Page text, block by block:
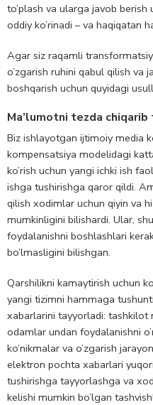
to’plash va ularga javob berish
oddiy ko’rinadi – va haqiqatan
Agar siz raqamli
o’zgarish ruhini qabul qilish va
boshqarish uchun quyidagi
Ma’lumotni tezda
Biz ishlayotgan ijtimoiy media
kompensatsiya modelidagi
ko’rish uchun yangi ichki ish
ishga tushirishga qaror qildi.
qilish xodimlar uchun qiyin va
mumkinligini bilishardi. Ular,
foydalanishni boshlashlari
bo’lmasligini bilishgan.
Qarshilikni kamaytirish uchun
yangi tizimni hammaga
xabarlarini tayyorladi: tashkilot
odamlar undan foydalanishni
ko’nikmalar va o’zgarish
elektron pochta xabarlari
tushirishga tayyorlashga va
kelishi mumkin bo’lgan